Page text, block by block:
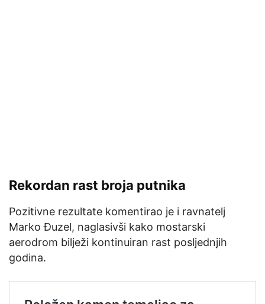
Rekordan rast broja putnika
Pozitivne rezultate komentirao je i ravnatelj
Marko Đuzel, naglasivši kako mostarski
aerodrom bilježi kontinuiran rast posljednjih
godina.